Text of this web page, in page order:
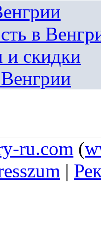
в
и скидки
ru.com (
|